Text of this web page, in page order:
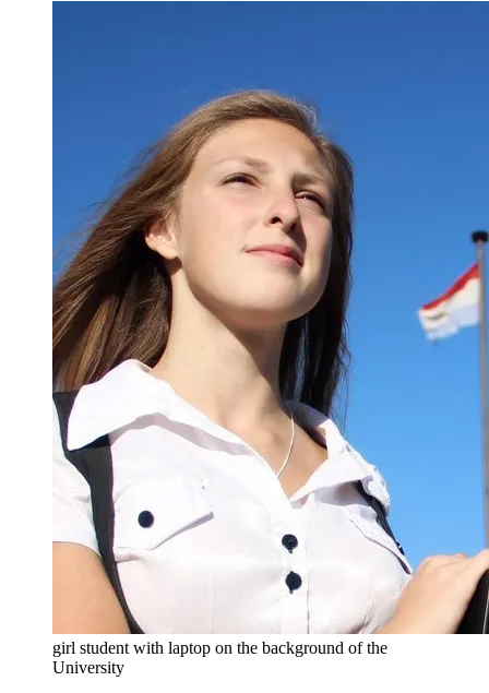
girl student with laptop on the background of the
University